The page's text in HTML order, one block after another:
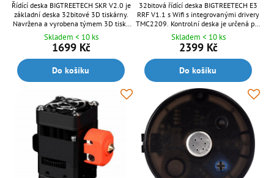
Řídící deska BIGTREETECH SKR V2.0 je
základní deska 32bitové 3D tiskárny.
Navržena a vyrobena týmem 3D tisku
společnosti Shenzhen BIQU Technology
Co., Ltd. Je nástupcem řady základních
desek SKR V1.4 a SKR V1.4 Turbo a
přidává mnoho funkcí.
Skladem < 10 ks
1699 Kč
Do košíku
32bitová řídící deska BIGTREETECH E3
RRF V1.1 s Wifi s integrovanými drivery
TMC2209. Kontrolní deska je určená pro
3D tiskárny Ender 3/5 Pro
Skladem < 10 ks
2399 Kč
Do košíku